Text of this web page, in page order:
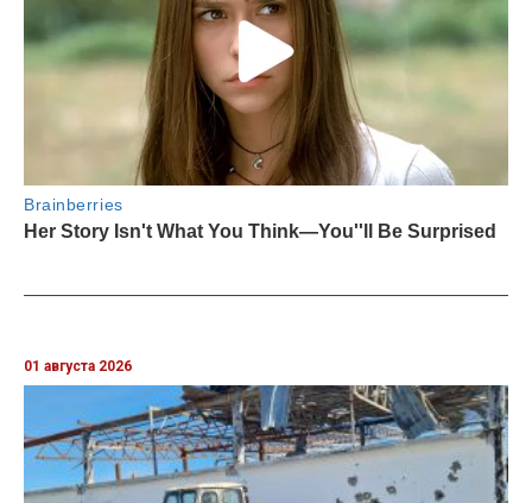
01 августа 2026